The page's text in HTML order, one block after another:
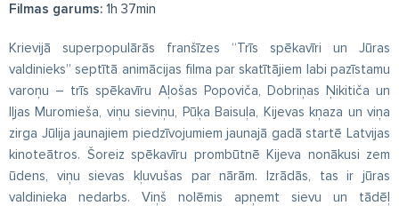
Filmas garums: 1h 37min
Krievijā superpopulārās franšīzes “Trīs spēkavīri un Jūras
valdinieks” septītā animācijas filma par skatītājiem labi pazīstamu
varoņu – trīs spēkavīru Aļošas Popoviča, Dobriņas Ņikitiča un
Iļjas Muromieša, viņu sieviņu, Pūķa Baisuļa, Kijevas kņaza un viņa
zirga Jūlija jaunajiem piedzīvojumiem jaunajā gadā startē Latvijas
kinoteātros. Šoreiz spēkavīru prombūtnē Kijeva nonākusi zem
ūdens, viņu sievas kļuvušas par nārām. Izrādās, tas ir jūras
valdinieka nedarbs. Viņš nolēmis apņemt sievu un tādēļ